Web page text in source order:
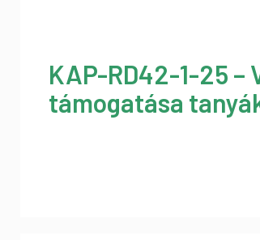
KAP-RD42-1-25
támogatása